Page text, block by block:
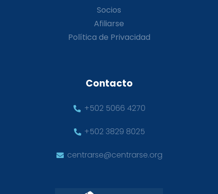
Socios
Afiliarse
Política de Privacidad
Contacto
+502 5066 4270
+502 3829 8025
centrarse@centrarse.org